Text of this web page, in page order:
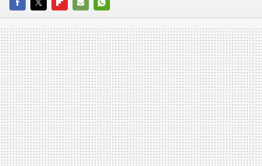
FACEBOOK
TWITTERFLIPBOARD
E-
MAIL
WHATSAPP